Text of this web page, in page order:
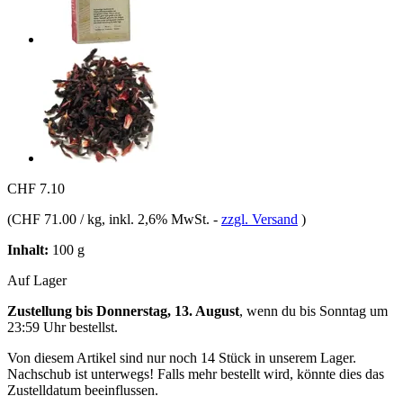
CHF 7.10
(CHF 71.00 / kg, inkl. 2,6% MwSt. - zzgl. Versand )
Inhalt: 100 g
Auf Lager
Zustellung bis Donnerstag, 13. August, wenn du bis Sonntag um
23:59 Uhrbestellst.
Von diesem Artikel sind nur noch 14 Stück in unserem Lager.
Nachschub ist unterwegs! Falls mehr bestellt wird, könnte dies das
Zustelldatum beeinflussen.